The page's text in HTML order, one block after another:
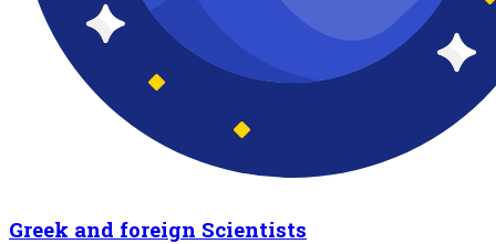
Greek and foreign Scientists